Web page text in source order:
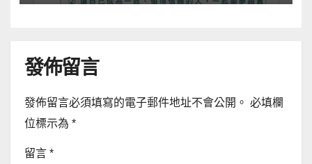
發佈留言
發佈留言必須填寫的電子郵件地址不會公開。 必填欄
位標示為 *
留言 *